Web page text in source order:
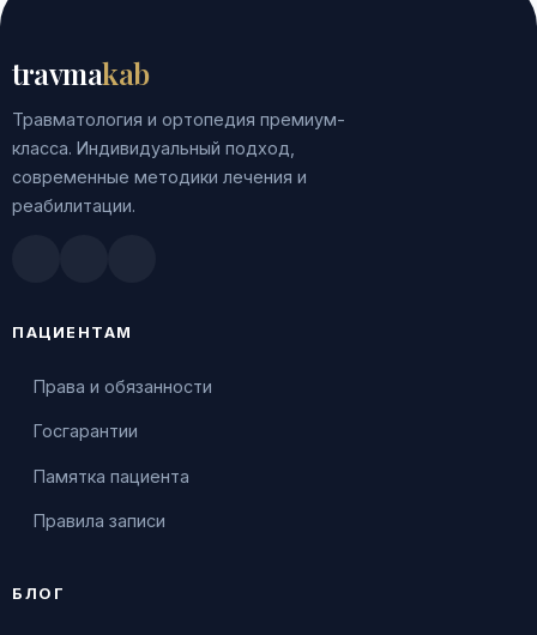
travmakab
Травматология и ортопедия премиум-
класса. Индивидуальный подход,
современные методики лечения и
реабилитации.
ПАЦИЕНТАМ
Права и обязанности
Госгарантии
Памятка пациента
Правила записи
БЛОГ